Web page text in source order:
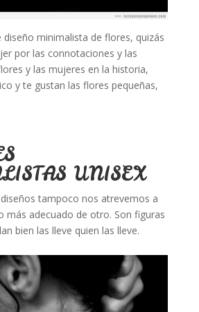
diseño minimalista de flores, quizás
por las connotaciones y las
y las mujeres en la historia,
y te gustan las flores pequeñas,
UNISEX
tampoco nos atrevemos a
más adecuado de otro. Son figuras
bien las lleve quien las lleve.